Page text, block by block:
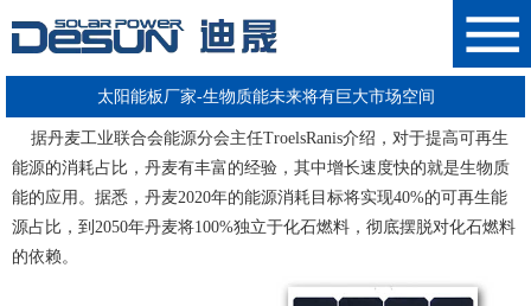
太阳能板厂家-生物质能未来将有巨大市场空间
据丹麦工业联合会能源分会主任TroelsRanis介绍 ，对于提高可再生
能源的消耗占比，丹麦有丰富的经验，其中增长速度快的就是生物质
能的应用。据悉，丹麦2020年的能源消耗目标将实现40%的可再生能
源占比，到2050年丹麦将100%独立于化石燃料，彻底摆脱对化石燃料
的依赖。